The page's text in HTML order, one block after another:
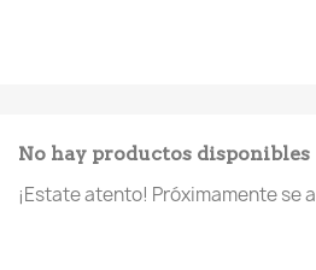
No hay productos disponibles
¡Estate atento! Próximamente se